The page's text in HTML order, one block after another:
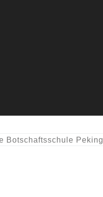
Botschaftsschule Peking